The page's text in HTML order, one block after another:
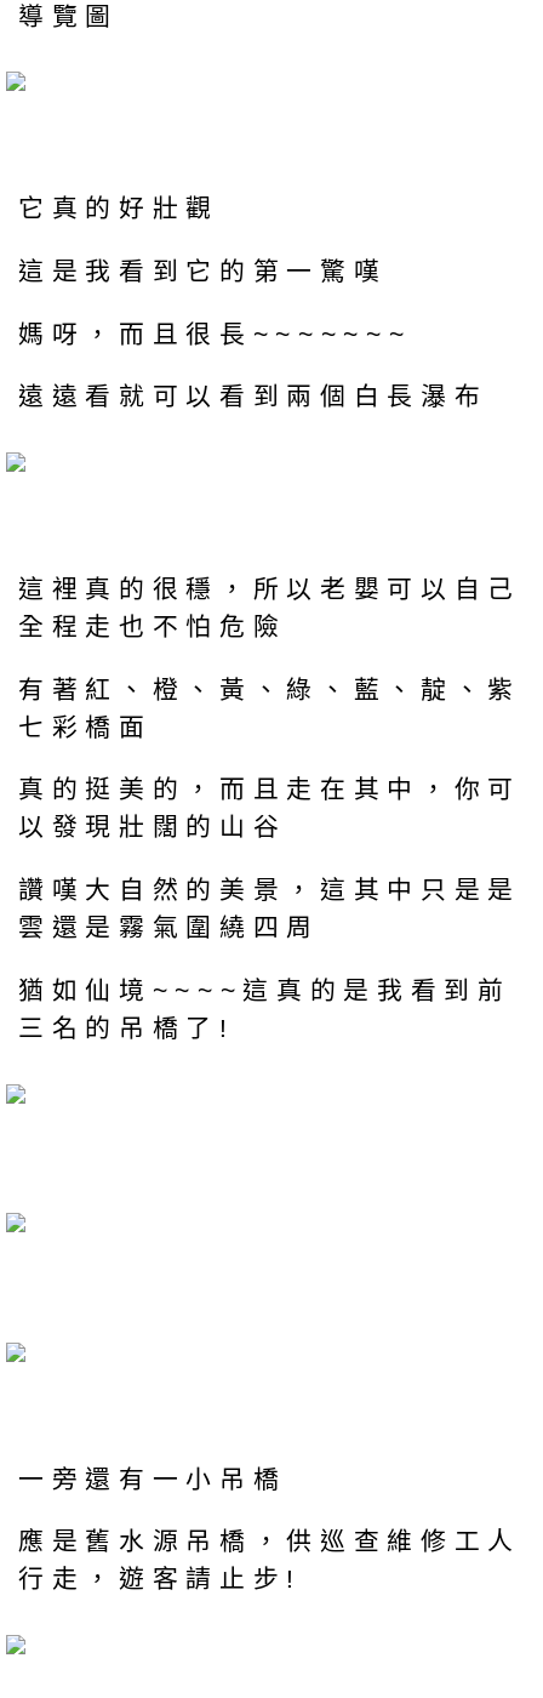
導覽圖
它真的好壯觀
這是我看到它的第一驚嘆
媽呀，而且很長~~~~~~~
遠遠看就可以看到兩個白長瀑布
這裡真的很穩，所以老嬰可以自己
全程走也不怕危險
有著紅、橙、黃、綠、藍、靛、紫
七彩橋面
真的挺美的，而且走在其中，你可
以發現壯闊的山谷
讚嘆大自然的美景，這其中只是是
雲還是霧氣圍繞四周
猶如仙境~~~~這真的是我看到前
三名的吊橋了!
一旁還有一小吊橋
應是舊水源吊橋，供巡查維修工人
行走，遊客請止步!